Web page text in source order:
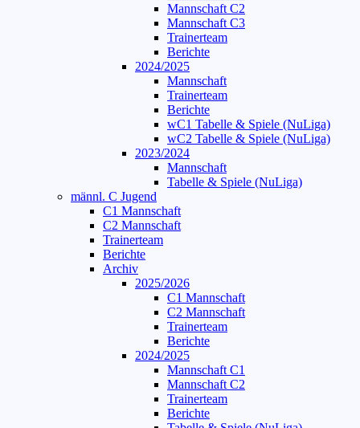
Mannschaft C2
Mannschaft C3
Trainerteam
Berichte
2024/2025
Mannschaft
Trainerteam
Berichte
wC1 Tabelle & Spiele (NuLiga)
wC2 Tabelle & Spiele (NuLiga)
2023/2024
Mannschaft
Tabelle & Spiele (NuLiga)
männl. C Jugend
C1 Mannschaft
C2 Mannschaft
Trainerteam
Berichte
Archiv
2025/2026
C1 Mannschaft
C2 Mannschaft
Trainerteam
Berichte
2024/2025
Mannschaft C1
Mannschaft C2
Trainerteam
Berichte